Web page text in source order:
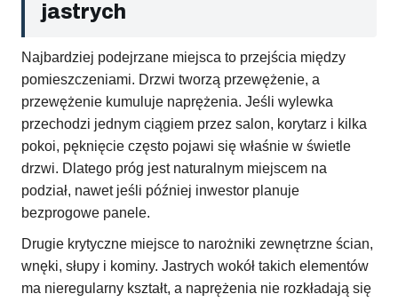
jastrych
Najbardziej podejrzane miejsca to przejścia między
pomieszczeniami. Drzwi tworzą przewężenie, a
przewężenie kumuluje naprężenia. Jeśli wylewka
przechodzi jednym ciągiem przez salon, korytarz i kilka
pokoi, pęknięcie często pojawi się właśnie w świetle
drzwi. Dlatego próg jest naturalnym miejscem na
podział, nawet jeśli później inwestor planuje
bezprogowe panele.
Drugie krytyczne miejsce to narożniki zewnętrzne ścian,
wnęki, słupy i kominy. Jastrych wokół takich elementów
ma nieregularny kształt, a naprężenia nie rozkładają się